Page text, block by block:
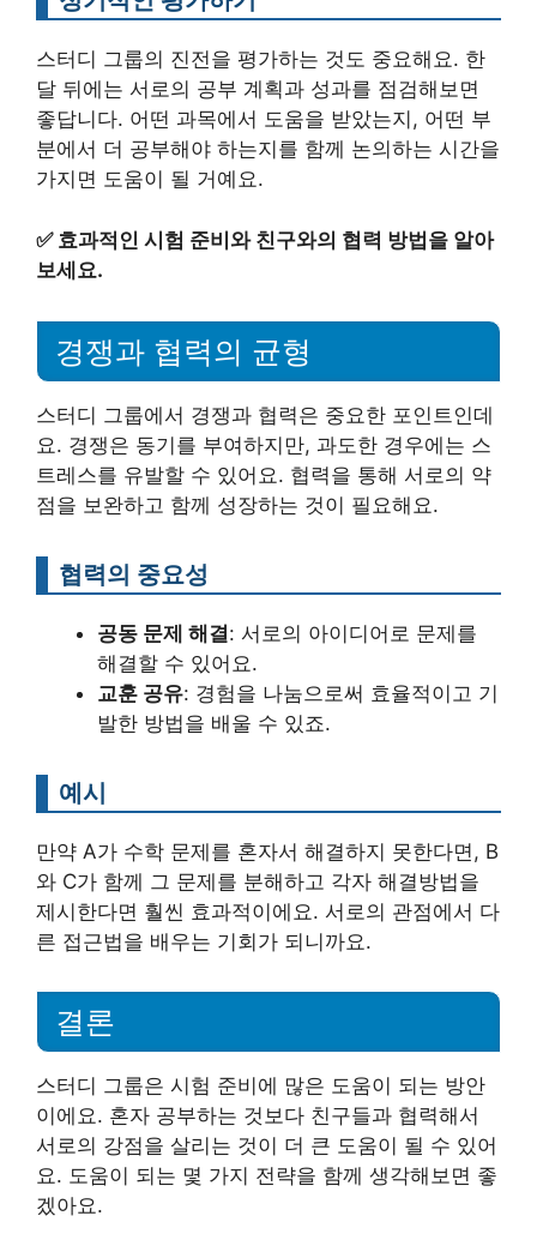
스터디 그룹의 진전을 평가하는 것도 중요해요. 한
달 뒤에는 서로의 공부 계획과 성과를 점검해보면
좋답니다. 어떤 과목에서 도움을 받았는지, 어떤 부
분에서 더 공부해야 하는지를 함께 논의하는 시간을
가지면 도움이 될 거예요.
✅ 효과적인 시험 준비와 친구와의 협력 방법을 알아
보세요.
경쟁과 협력의 균형
스터디 그룹에서 경쟁과 협력은 중요한 포인트인데
요. 경쟁은 동기를 부여하지만, 과도한 경우에는 스
트레스를 유발할 수 있어요. 협력을 통해 서로의 약
점을 보완하고 함께 성장하는 것이 필요해요.
협력의 중요성
공동 문제 해결: 서로의 아이디어로 문제를
해결할 수 있어요.
교훈 공유: 경험을 나눔으로써 효율적이고 기
발한 방법을 배울 수 있죠.
예시
만약 A가 수학 문제를 혼자서 해결하지 못한다면, B
와 C가 함께 그 문제를 분해하고 각자 해결방법을
제시한다면 훨씬 효과적이에요. 서로의 관점에서 다
른 접근법을 배우는 기회가 되니까요.
결론
스터디 그룹은 시험 준비에 많은 도움이 되는 방안
이에요. 혼자 공부하는 것보다 친구들과 협력해서
서로의 강점을 살리는 것이 더 큰 도움이 될 수 있어
요. 도움이 되는 몇 가지 전략을 함께 생각해보면 좋
겠아요.